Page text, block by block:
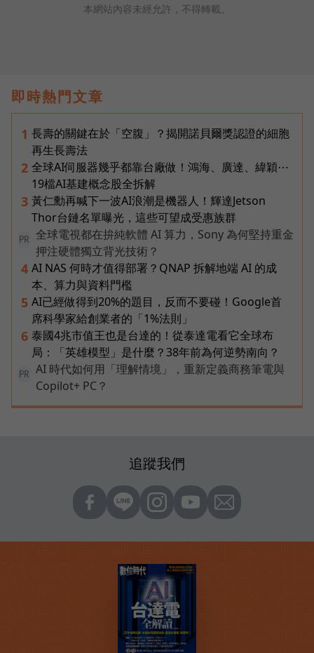
本網站內容未經允許，不得轉載。
即時熱門文章
1 長壽的關鍵在於「空腹」？揭開諾貝爾獎認證的細胞
再生長壽法
2 全球AI伺服器幾乎都靠台廠做！鴻海、廣達、緯穎⋯
19檔AI基建概念股全拆解
3 黃仁勳再喊下一波AI浪潮是機器人！輝達Jetson
Thor台鏈名單曝光，這些可望成受惠族群
PR
全球電視都在拚純軟體 AI 算力，Sony 為何堅持重金
押注硬體獨立背光技術？
4 AI NAS 何時才值得部署？QNAP 拆解地端 AI 的成
本、算力與資料門檻
5 AI已經做得到20%的題目，反而不要碰！Google首
席科學家給創業者的「1%法則」
6 泰國4兆市值王也是台達的！從泰達電看它全球布
局：「英雄模型」是什麼？38年前為何逆勢南向？
PR
AI 時代如何用「理解情境」，重新定義商務筆電與
Copilot+ PC？
追蹤我們